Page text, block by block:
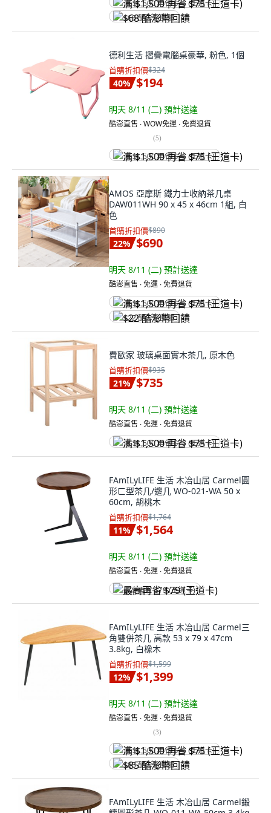
满 $1,500 再省 $75 (王道卡)
$68 酷澎幣回饋
德利生活 摺疊電腦桌豪華, 粉色, 1個
首購折扣價$324
40% $194
明天 8/11 (二) 預計送達
酷澎直售 ∙ WOW免運 ∙ 免費退貨
(5)
满 $1,500 再省 $75 (王道卡)
AMOS 亞摩斯 鐵力士收納茶几桌
DAW011WH 90 x 45 x 46cm 1組, 白
色
首購折扣價$890
22% $690
明天 8/11 (二) 預計送達
酷澎直售 ∙ 免運 ∙ 免費退貨
满 $1,500 再省 $75 (王道卡)
$22 酷澎幣回饋
費歐家 玻璃桌面實木茶几, 原木色
首購折扣價$935
21% $735
明天 8/11 (二) 預計送達
酷澎直售 ∙ 免運 ∙ 免費退貨
满 $1,500 再省 $75 (王道卡)
FAmILyLIFE 生活 木冶山居 Carmel圓
形ㄈ型茶几/邊几 WO-021-WA 50 x
60cm, 胡桃木
首購折扣價$1,764
11% $1,564
明天 8/11 (二) 預計送達
酷澎直售 ∙ 免運 ∙ 免費退貨
最高再省 $79 (王道卡)
FAmILyLIFE 生活 木冶山居 Carmel三
角雙併茶几 高款 53 x 79 x 47cm
3.8kg, 白橡木
首購折扣價$1,599
12% $1,399
明天 8/11 (二) 預計送達
酷澎直售 ∙ 免運 ∙ 免費退貨
(3)
满 $1,500 再省 $75 (王道卡)
$85 酷澎幣回饋
FAmILyLIFE 生活 木冶山居 Carmel鍛